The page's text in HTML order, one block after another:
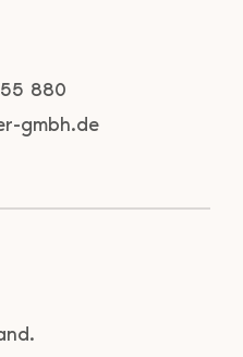
880
gmbh.de